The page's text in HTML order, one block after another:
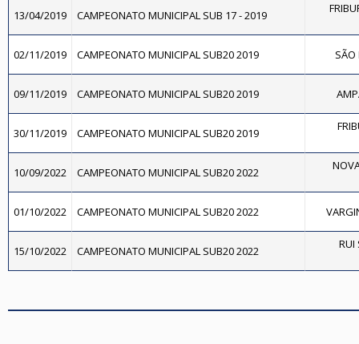
13/04/2019 CAMPEONATO MUNICIPAL SUB 17 - 2019
02/11/2019 CAMPEONATO MUNICIPAL SUB20 2019 SÃO
09/11/2019 CAMPEONATO MUNICIPAL SUB20 2019
30/11/2019 CAMPEONATO MUNICIPAL SUB20 2019
10/09/2022 CAMPEONATO MUNICIPAL SUB20 2022
01/10/2022 CAMPEONATO MUNICIPAL SUB20 2022
15/10/2022 CAMPEONATO MUNICIPAL SUB20 2022 RUI